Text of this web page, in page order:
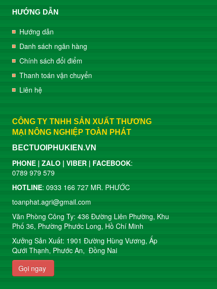
HƯỚNG DẪN
Hướng dẫn
Danh sách ngân hàng
Chính sách đổi điểm
Thanh toán vận chuyển
Liên hệ
CÔNG TY TNHH SẢN XUẤT THƯƠNG
MẠI
NÔNG NGHIỆP TOÀN PHÁT
BECTUOIPHUKIEN.VN
PHONE | ZALO | VIBER | FACEBOOK:
0789 979 579
HOTLINE: 0933 166 727 MR. PHƯỚC
toanphat.agri@gmail.com
Văn Phòng Công Ty: 436 Đường Liên Phường, Khu
Phố 36, Phường Phước Long, Hồ Chí Minh
Xưởng Sản Xuất: 1901 Đường Hùng Vương, Ấp
Qưới Thạnh, Phước An, Đồng Nai
Gọi ngay